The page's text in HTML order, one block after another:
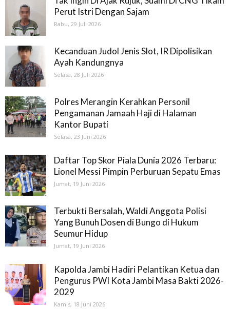
Perut Istri Dengan Sajam
Rabu, 29 Juli 2026
Kecanduan Judol Jenis Slot, IR Dipolisikan
Ayah Kandungnya
Selasa, 28 Juli 2026
Polres Merangin Kerahkan Personil
Pengamanan Jamaah Haji di Halaman
Kantor Bupati
Selasa, 23 Juni 2026
Daftar Top Skor Piala Dunia 2026 Terbaru:
Lionel Messi Pimpin Perburuan Sepatu Emas
Jumat, 19 Juni 2026
Terbukti Bersalah, Waldi Anggota Polisi
Yang Bunuh Dosen di Bungo di Hukum
Seumur Hidup
Jumat, 19 Juni 2026
Kapolda Jambi Hadiri Pelantikan Ketua dan
Pengurus PWI Kota Jambi Masa Bakti 2026-
2029
Kamis, 18 Juni 2026